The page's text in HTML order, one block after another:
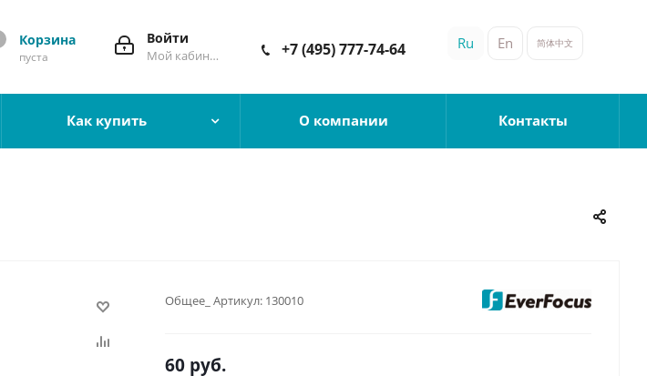
Корзина
пуста
Войти
Мой кабинет +7 (495) 777-74-64 Ru En 简体中文
Как купить О компании Контакты
Общее_ Артикул: 130010
60 руб.